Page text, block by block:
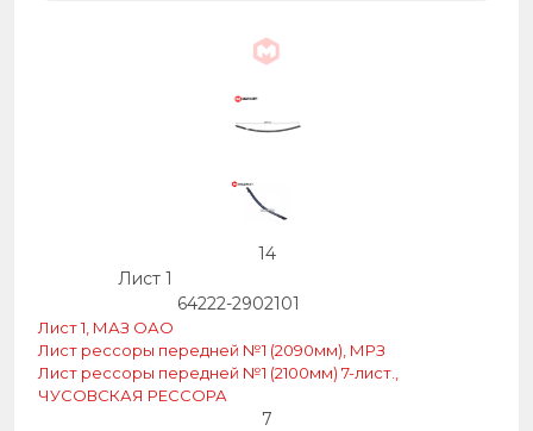
14
Лист 1
64222-2902101
Лист 1, МАЗ ОАО
Лист рессоры передней №1 (2090мм), МРЗ
Лист рессоры передней №1 (2100мм) 7-лист.,
ЧУСОВСКАЯ РЕССОРА
7